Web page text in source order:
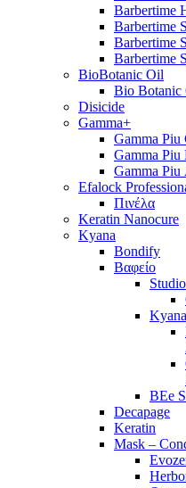
Barbertime
Barbertime
Barbertime
Barbertime
BioBotanic Oil
Bio Botanic
Disicide
Gamma+
Gamma Piu
Gamma
Gamma Piu
Efalock
Πινέλα
Keratin Nanocure
Kyana
Bondify
Βαφείο
BEe
Decapage
Keratin
Mask –